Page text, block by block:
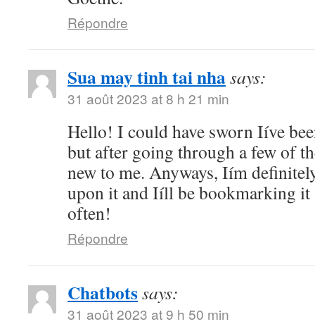
Répondre
Sua may tinh tai nhasays:
31 août 2023 at 8 h 21 min
Hello! I could have sworn Iíve
but after going through a few of
new to me. Anyways, Iím
upon it and Iíll be bookmarking it
often!
Répondre
Chatbotssays:
31 août 2023 at 9 h 50 min